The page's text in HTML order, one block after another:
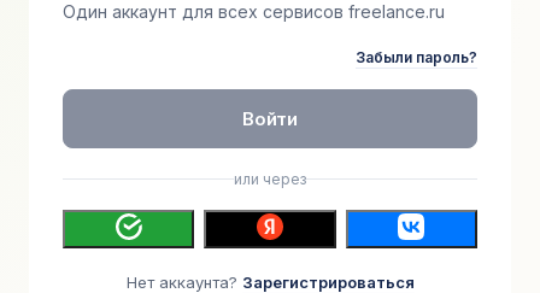
Один аккаунт для всех сервисов freelance.ru
Забыли пароль?
Войти
или через
Нет аккаунта? Зарегистрироваться